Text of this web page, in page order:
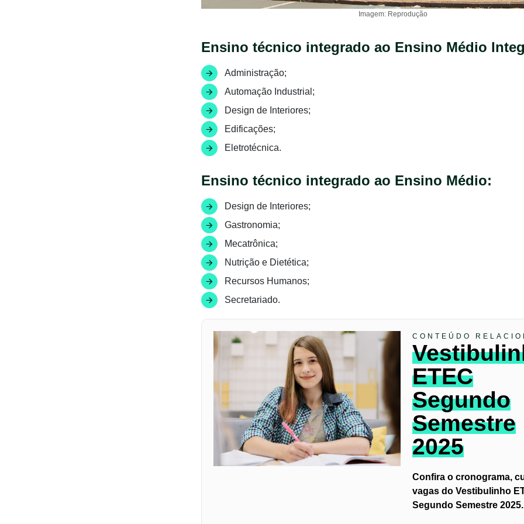
Imagem: Reprodução
Ensino técnico integrado ao Ensino Médio
Administração;
Automação Industrial;
Design de Interiores;
Edificações;
Eletrotécnica.
Ensino técnico integrado ao Ensino Médio:
Design de Interiores;
Gastronomia;
Mecatrônica;
Nutrição e Dietética;
Recursos Humanos;
Secretariado.
CONTEÚDO
ETEC
Segundo
Semestre
2025
Confira o cronograma,
vagas do Vestibulinho
Segundo Semestre 2025.